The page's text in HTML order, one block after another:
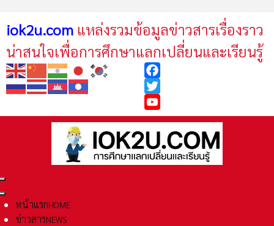
iok2u.com แหล่งรวมข้อมูลข่าวสารเรื่องราว
น่าสนใจเพื่อการศึกษาแลกเปลี่ยนและเรียนรู้
Facebook
Twitter
YouTube
หน้าแรกHOME
ข่าวสารNEWS